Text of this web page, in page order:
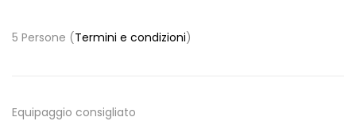
5 Persone (Termini e condizioni)
Equipaggio consigliato